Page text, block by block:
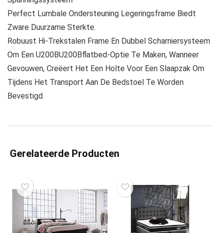
Perfect Lumbale Ondersteuning Legeringsframe Biedt
Zware Duurzame Sterkte.
Robuust Hi-Trekstalen Frame En Dubbel Scharniersysteem
Om Een U200BU200Bflatbed-Optie Te Maken, Wanneer
Gevouwen, Creëert Het Een Holte Voor Een Slaapzak Om
Tijdens Het Transport Aan De Bedstoel Te Worden
Bevestigd.
Gerelateerde Producten